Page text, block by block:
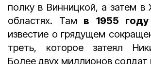
полку в Винницкой, а затем в
областях. Там в 1955 году
известие о грядущем
треть, которое затеял
Более двух миллионов солдат